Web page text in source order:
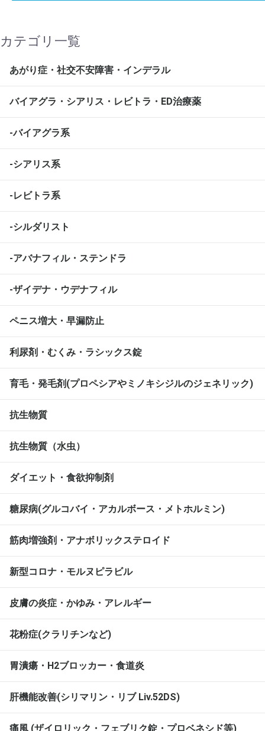
カテゴリ一覧
あがり症・社交不安障害・インデラル
バイアグラ・シアリス・レビトラ・ED治療薬
-バイアグラ系
-シアリス系
-レビトラ系
-シルダリスト
-アバナフィル・ステンドラ
-ザイデナ・ウデナフィル
ペニス増大・早漏防止
利尿剤・むくみ・ラシックス錠
育毛・発毛剤(プロペシアやミノキシジルのジェネリック)
抗生物質
抗生物質（水虫）
ダイエット・食欲抑制剤
糖尿病(グルコバイ・アカルボース・メトホルミン)
筋肉増強剤・アナボリックステロイド
新型コロナ・モルヌピラビル
皮膚の炎症・かゆみ・アレルギー
花粉症(クラリチンなど)
胃潰瘍・H2ブロッカー・食道炎
肝機能改善(シリマリン・リブ Liv.52DS)
痛風 (ザイロリック・フェブリク錠・プロベネシド等)